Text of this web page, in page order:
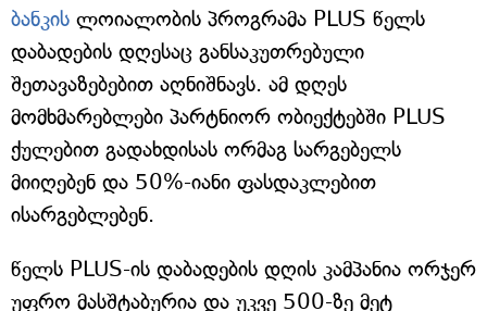
ბანკის ლოიალობის პროგრამა PLUS წელს
დაბადების დღესაც განსაკუთრებული
შეთავაზებებით აღნიშნავს. ამ დღეს
მომხმარებლები პარტნიორ ობიექტებში PLUS
ქულებით გადახდისას ორმაგ სარგებელს
მიიღებენ და 50%-იანი ფასდაკლებით
ისარგებლებენ.
წელს PLUS-ის დაბადების დღის კამპანია ორჯერ
უფრო მასშტაბურია და უკვე 500-ზე მეტ